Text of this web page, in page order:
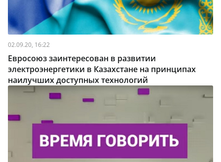
02.09.20, 16:22
Евросоюз заинтересован в развитии
электроэнергетики в Казахстане на принципах
наилучших доступных технологий